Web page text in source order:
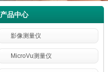
产品中心
影像测量仪
MicroVu测量仪